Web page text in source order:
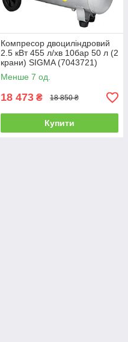
Компресор двоциліндровий
2.5 кВт 455 л/хв 10бар 50 л (2
крани) SIGMA (7043721)
+БЕЗКОШТОВНА ДОСТАВКА!
Менше 7 од.
18 473 ₴ 18 850 ₴
Купити